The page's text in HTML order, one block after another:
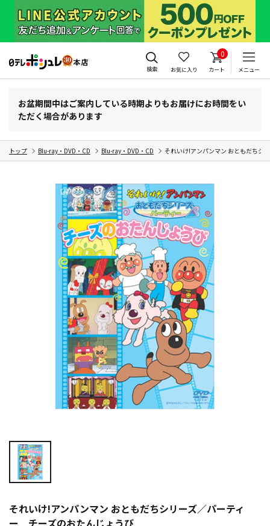
検索 お気に入り
0
カート メニュー
お盆期間中はご案内している時期よりもお届けにお時間をい
ただく場合があります
トップ Blu-ray・DVD・CD Blu-ray・DVD・CD それいけ!アンパンマン おともだちシ
それいけ!アンパンマン おともだちシリーズ／パーティ
ー チーズのおたんじょうび